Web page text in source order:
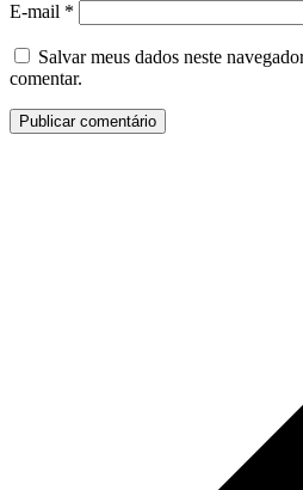
E-mail *
Salvar meus dados neste
comentar.